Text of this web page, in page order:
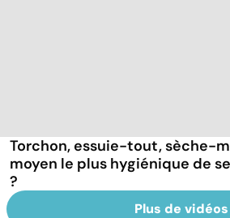
Torchon, essuie-tout, sèche-
moyen le plus hygiénique de
?
Plus de vidéos